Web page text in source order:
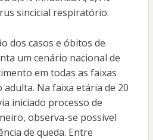
sincicial respiratório.
dos casos e óbitos de
um cenário nacional de
em todas as faixas
Na faixa etária de 20
iniciado processo de
observa-se possível
de queda. Entre